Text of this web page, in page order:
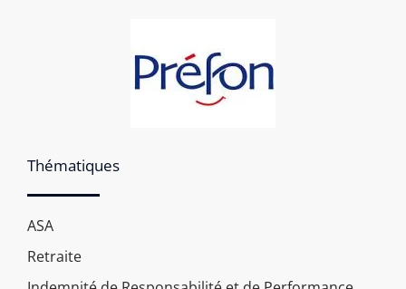
Thématiques
ASA
Retraite